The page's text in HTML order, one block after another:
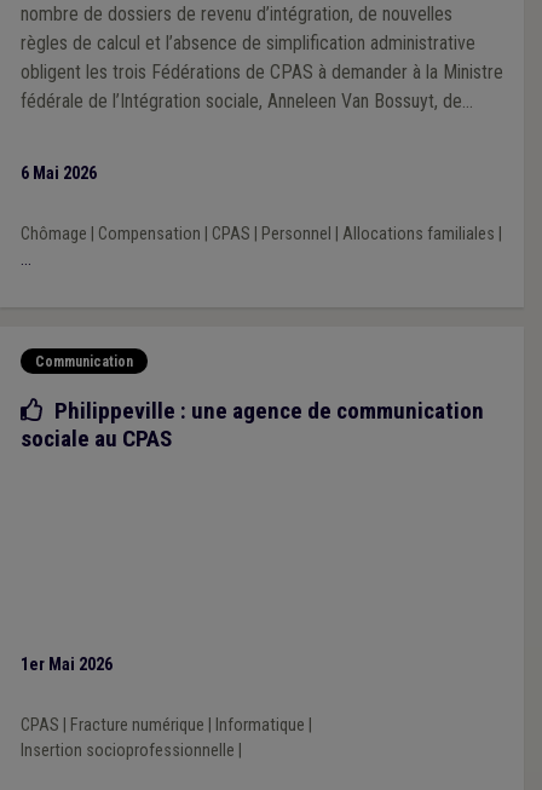
nombre de dossiers de revenu d’intégration, de nouvelles
règles de calcul et l’absence de simplification administrative
obligent les trois Fédérations de CPAS à demander à la Ministre
fédérale de l’Intégration sociale, Anneleen Van Bossuyt, de
6 Mai 2026
Chômage Compensation CPAS Personnel Allocations familiales
...
Communication
Bonne pratique
Philippeville : une agence de communication
sociale au CPAS
1er Mai 2026
CPAS Fracture numérique Informatique
Insertion socioprofessionnelle